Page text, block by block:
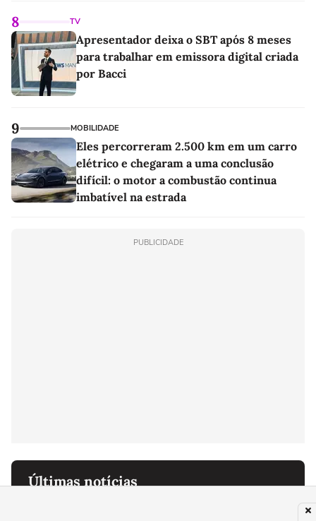
8 TV
Apresentador deixa o SBT após 8 meses
para trabalhar em emissora digital criada
por Bacci
9 MOBILIDADE
Eles percorreram 2.500 km em um carro
elétrico e chegaram a uma conclusão
difícil: o motor a combustão continua
imbatível na estrada
PUBLICIDADE
Últimas notícias